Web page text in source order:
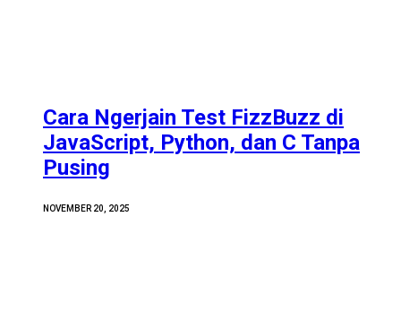
Cara Ngerjain Test FizzBuzz di
JavaScript, Python, dan C Tanpa
Pusing
NOVEMBER 20, 2025